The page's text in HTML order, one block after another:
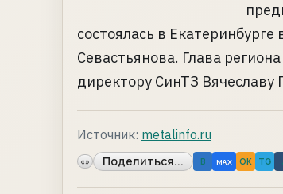
состоялась в
Севастьянова. Глава
директору СинТЗ Вячеславу
Источник: metalinfo.ru
«» Поделиться... B MAX OK TG